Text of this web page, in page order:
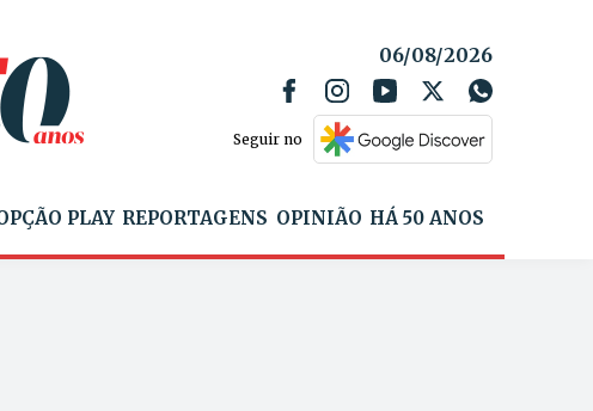
06/08/2026
Seguir no
PLAY REPORTAGENS OPINIÃO HÁ 50 ANOS